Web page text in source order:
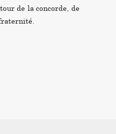
de la concorde, de